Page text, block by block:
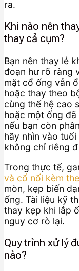
ra.
Khi nào nên
thay cả cụm?
Bạn nên thay lẻ
đoạn hư rõ ràng
mặt cổ ống vẫn
hoặc thay theo
cùng thế hệ cao
hoặc một ống
nếu bạn còn
hãy nhìn vào
không chỉ riêng
Trong thực tế,
và cổ nối kèm
mòn, kẹp biến
ống. Tài liệu kỹ
thay kẹp khi lắp
nguy cơ rò lại.
Quy trình xử lý
nào?